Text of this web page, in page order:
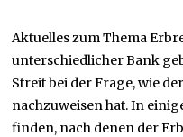
Aktuelles zum Thema
unterschiedlicher Bank
Streit bei der Frage, wie
nachzuweisen hat. In
finden, nach denen der